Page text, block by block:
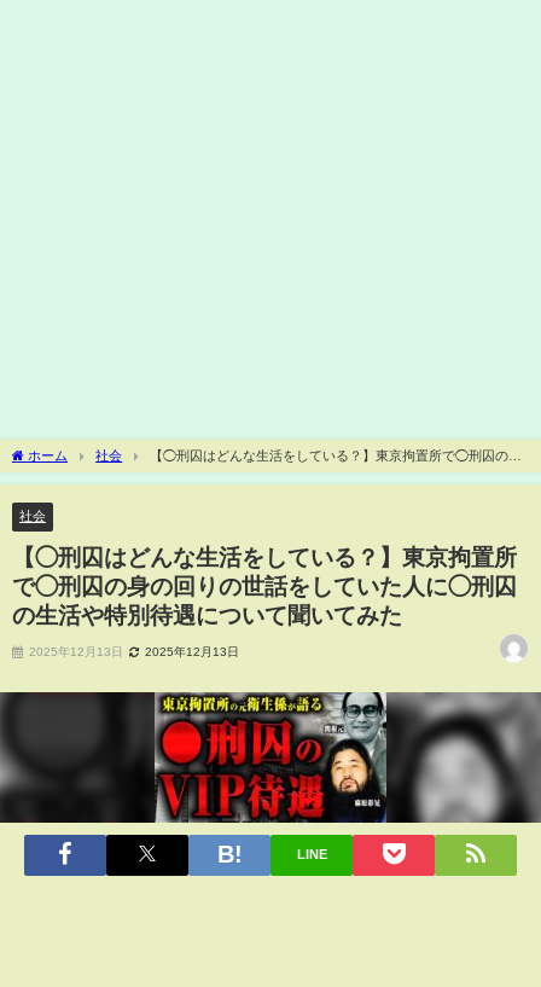
ホーム 社会
【◯刑囚はどんな生活をしている？】東京拘置所で◯刑囚の身
の回りの世話をしていた人に◯刑囚の生活や特別待遇について聞いてみた
社会
【◯刑囚はどんな生活をしている？】東京拘置所
で◯刑囚の身の回りの世話をしていた人に◯刑囚
の生活や特別待遇について聞いてみた
2025年12月13日 2025年12月13日
LINE